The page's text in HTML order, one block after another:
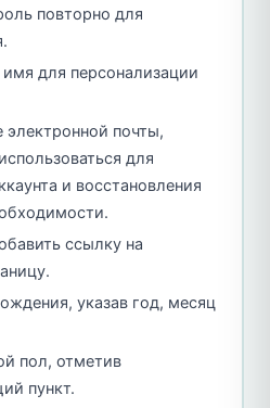
повторно для
имя для персонализации
электронной почты,
для
и восстановления
ссылку на
указав год, месяц
пол, отметив
пункт.